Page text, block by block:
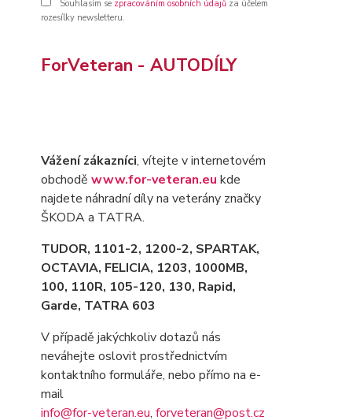
Souhlasím se zpracováním osobních údajů za účelem
rozesílky newsletteru.
ForVeteran - AUTODÍLY
Vážení zákazníci, vítejte v internetovém
obchodě www.for-veteran.eu kde
najdete náhradní díly na veterány značky
ŠKODA a TATRA.
TUDOR, 1101-2, 1200-2, SPARTAK,
OCTAVIA, FELICIA, 1203, 1000MB,
100, 110R, 105-120, 130, Rapid,
Garde, TATRA 603
V případě jakýchkoliv dotazů nás
neváhejte oslovit prostřednictvím
kontaktního formuláře, nebo přímo na e-
mail
info@for-veteran.eu, forveteran@post.cz